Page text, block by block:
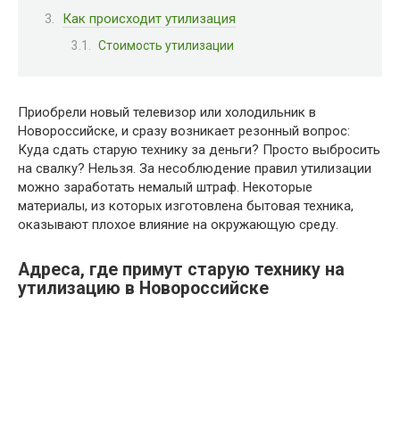
Как происходит утилизация
Стоимость утилизации
Приобрели новый телевизор или холодильник в
Новороссийске, и сразу возникает резонный вопрос:
Куда сдать старую технику за деньги? Просто выбросить
на свалку? Нельзя. За несоблюдение правил утилизации
можно заработать немалый штраф. Некоторые
материалы, из которых изготовлена бытовая техника,
оказывают плохое влияние на окружающую среду.
Адреса, где примут старую технику на
утилизацию в Новороссийске